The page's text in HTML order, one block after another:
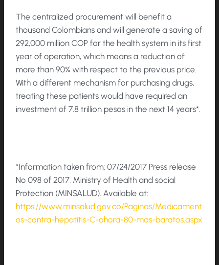
The centralized procurement will benefit a
thousand Colombians and will generate a saving of
292,000 million COP for the health system in its first
year of operation, which means a reduction of
more than 90% with respect to the previous price.
With a different mechanism for purchasing drugs,
treating these patients would have required an
investment of 7.8 trillion pesos in the next 14 years*.
*Information taken from: 07/24/2017 Press release
No 098 of 2017, Ministry of Health and social
Protection (MINSALUD). Available at:
https://www.minsalud.gov.co/Paginas/Medicament
os-contra-hepatitis-C-ahora-80-mas-baratos.aspx